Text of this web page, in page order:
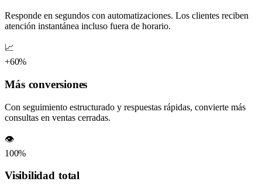
Responde en segundos con automatizaciones. Los clientes reciben
atención instantánea incluso fuera de horario.
📈
+60%
Más conversiones
Con seguimiento estructurado y respuestas rápidas, convierte más
consultas en ventas cerradas.
👁️
100%
Visibilidad total